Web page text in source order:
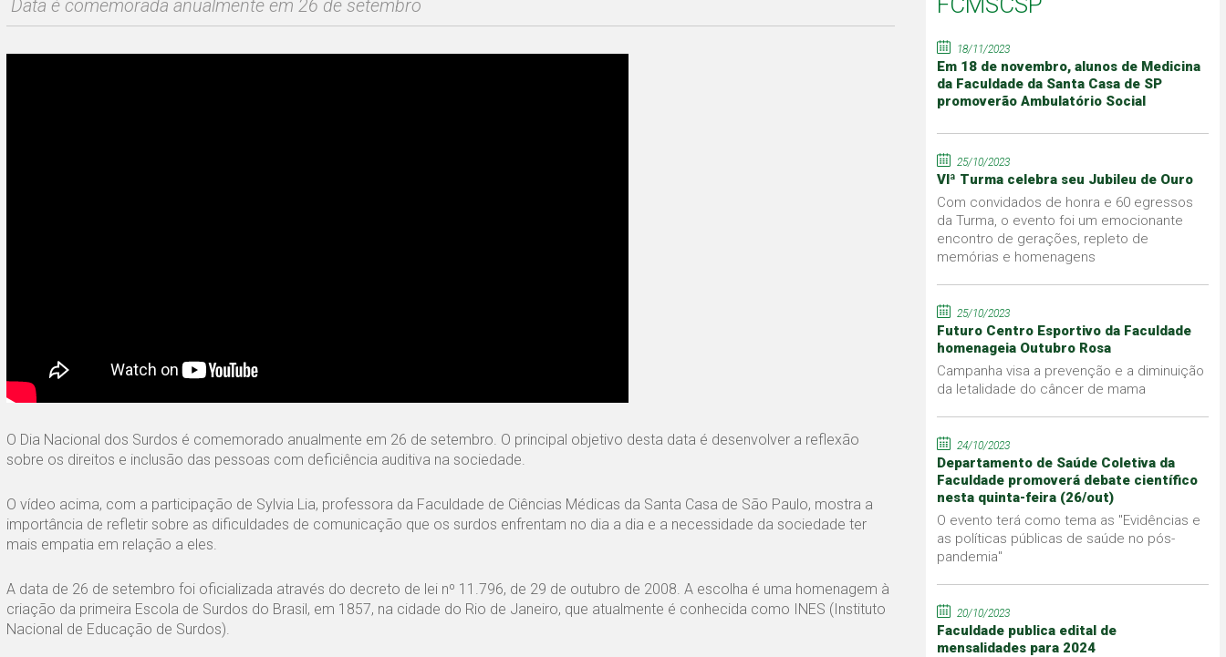
Data é comemorada anualmente em 26 de setembro
O Dia Nacional dos Surdos é comemorado anualmente em 26 de setembro. O principal objetivo desta data é desenvolver a reflexão
sobre os direitos e inclusão das pessoas com deficiência auditiva na sociedade.
O vídeo acima, com a participação de Sylvia Lia, professora da Faculdade de Ciências Médicas da Santa Casa de São Paulo, mostra a
importância de refletir sobre as dificuldades de comunicação que os surdos enfrentam no dia a dia e a necessidade da sociedade ter
mais empatia em relação a eles.
A data de 26 de setembro foi oficializada através do decreto de lei nº 11.796, de 29 de outubro de 2008. A escolha é uma homenagem à
criação da primeira Escola de Surdos do Brasil, em 1857, na cidade do Rio de Janeiro, que atualmente é conhecida como INES (Instituto
Nacional de Educação de Surdos).
18/11/2023
Em 18 de novembro, alunos de Medicina
da Faculdade da Santa Casa de SP
promoverão Ambulatório Social
25/10/2023
VIª Turma celebra seu Jubileu de Ouro
Com convidados de honra e 60 egressos
da Turma, o evento foi um emocionante
encontro de gerações, repleto de
memórias e homenagens
25/10/2023
Futuro Centro Esportivo da Faculdade
homenageia Outubro Rosa
Campanha visa a prevenção e a diminuição
da letalidade do câncer de mama
24/10/2023
Departamento de Saúde Coletiva da
Faculdade promoverá debate científico
nesta quinta-feira (26/out)
O evento terá como tema as "Evidências e
as políticas públicas de saúde no pós-
pandemia"
20/10/2023
Faculdade publica edital de
mensalidades para 2024